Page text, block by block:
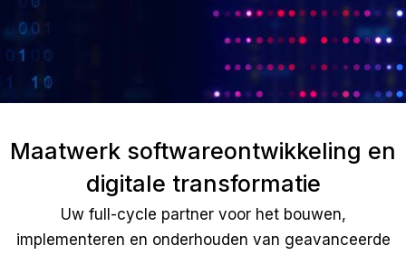
Maatwerk softwareontwikkeling en
digitale transformatie
Uw full-cycle partner voor het bouwen,
implementeren en onderhouden van geavanceerde